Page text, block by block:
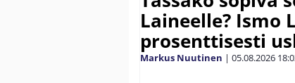
Laineelle? Ismo
prosenttisesti
Markus Nuutinen | 05.08.2026